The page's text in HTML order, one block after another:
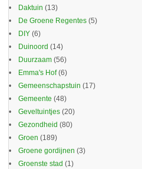
Daktuin (13)
De Groene Regentes (5)
DIY (6)
Duinoord (14)
Duurzaam (56)
Emma's Hof(6)
Gemeenschapstuin (17)
Gemeente (48)
Geveltuintjes (20)
Gezondheid (80)
Groen (189)
Groene gordijnen (3)
Groenste stad (1)